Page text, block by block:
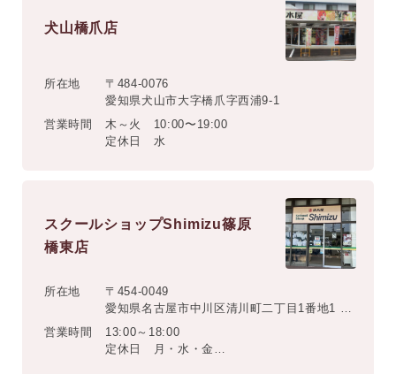
犬山橋爪店
所在地
〒484-0076
愛知県犬山市大字橋爪字西浦9-1
営業時間
木～火 10:00〜19:00
定休日 水
スクールショップShimizu篠原
橋東店
所在地
〒454-0049
愛知県名古屋市中川区清川町二丁目1番地1
マックスバリュ篠原橋東店 別棟ショッピング
センター内
営業時間
13:00～18:00
定休日 月・水・金